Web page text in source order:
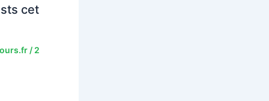
cet
/ 2